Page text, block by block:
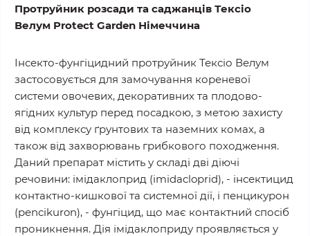
Протруйник розсади та саджанців Тексіо
Велум Protect Garden Німеччина
Інсекто-фунгіцидний протруйник Тексіо Велум
застосовується для замочування кореневої
системи овочевих, декоративних та плодово-
ягідних культур перед посадкою, з метою захисту
від комплексу ґрунтових та наземних комах, а
також від захворювань грибкового походження.
Даний препарат містить у складі дві діючі
речовини: імідаклоприд (іmidacloprid), - інсектицид
контактно-кишкової та системної дії, і пенцикурон
(pencikuron), - фунгіцид, що має контактний спосіб
проникнення. Дія імідаклоприду проявляється у